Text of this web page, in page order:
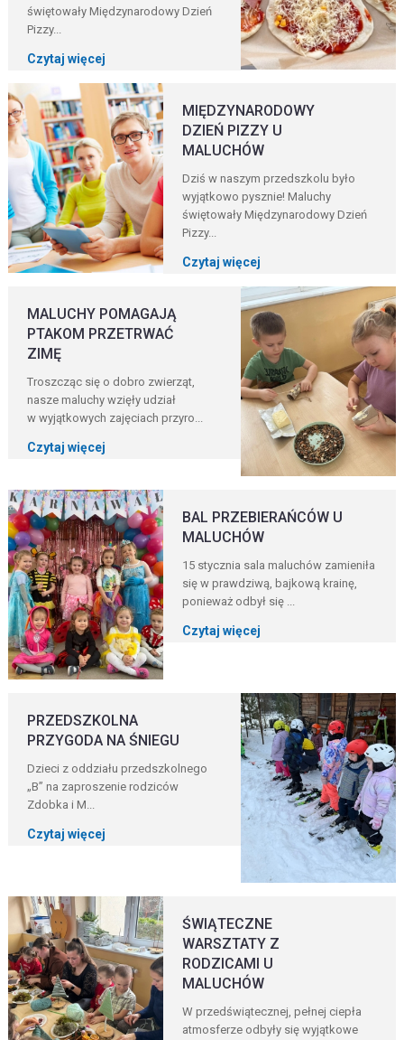
świętowały Międzynarodowy Dzień
Pizzy...
Czytaj więcej
MIĘDZYNARODOWY
DZIEŃ PIZZY U
MALUCHÓW
Dziś w naszym przedszkolu było
wyjątkowo pysznie! Maluchy
świętowały Międzynarodowy Dzień
Pizzy...
Czytaj więcej
MALUCHY POMAGAJĄ
PTAKOM PRZETRWAĆ
ZIMĘ
Troszcząc się o dobro zwierząt,
nasze maluchy wzięły udział
w wyjątkowych zajęciach przyro...
Czytaj więcej
BAL PRZEBIERAŃCÓW U
MALUCHÓW
15 stycznia sala maluchów zamieniła
się w prawdziwą, bajkową krainę,
ponieważ odbył się ...
Czytaj więcej
PRZEDSZKOLNA
PRZYGODA NA ŚNIEGU
Dzieci z oddziału przedszkolnego
„B” na zaproszenie rodziców
Zdobka i M...
Czytaj więcej
ŚWIĄTECZNE
WARSZTATY Z
RODZICAMI U
MALUCHÓW
W przedświątecznej, pełnej ciepła
atmosferze odbyły się wyjątkowe